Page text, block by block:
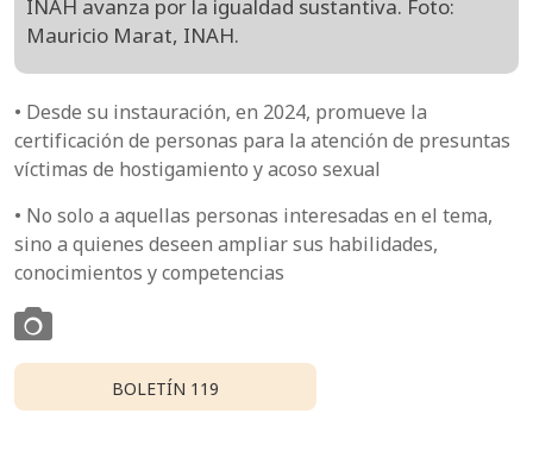
INAH avanza por la igualdad sustantiva. Foto:
Mauricio Marat, INAH.
• Desde su instauración, en 2024, promueve la
certificación de personas para la atención de presuntas
víctimas de hostigamiento y acoso sexual
• No solo a aquellas personas interesadas en el tema,
sino a quienes deseen ampliar sus habilidades,
conocimientos y competencias
BOLETÍN 119